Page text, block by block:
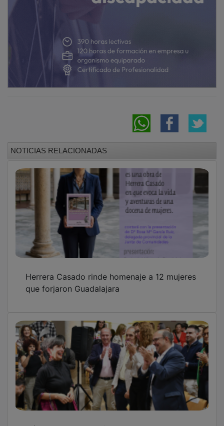
que forjaron Guadalajara